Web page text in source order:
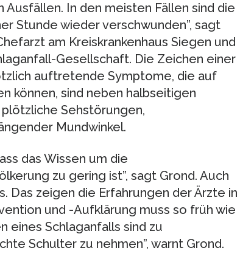
In den meisten Fällen sind die
Stunde wieder verschwunden”, sagt
am Kreiskrankenhaus Siegen und
Gesellschaft. Die Zeichen einer
auftretende Symptome, die auf
können, sind neben halbseitigen
Sehstörungen,
Mundwinkel.
das Wissen um die
zu gering ist”, sagt Grond. Auch
Das zeigen die Erfahrungen der Ärzte in
und -Aufklärung muss so früh wie
eines Schlaganfalls sind zu
Schulter zu nehmen”, warnt Grond.